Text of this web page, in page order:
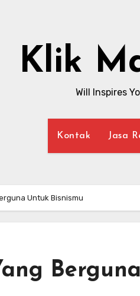
Klik
Will Inspires
Kontak Jasa
Untuk Bisnismu